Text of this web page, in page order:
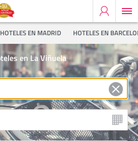
HOTELES EN MADRID HOTELES EN
en La Viñuela